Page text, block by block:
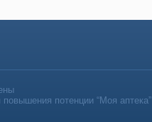
повышения потенции “Моя